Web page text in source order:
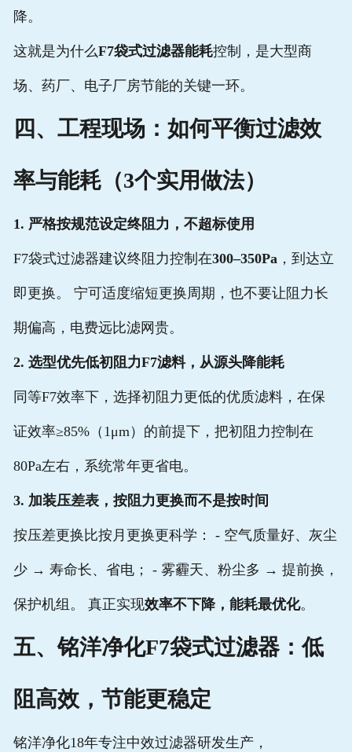
降。
这就是为什么F7袋式过滤器能耗控制，是大型商
场、药厂、电子厂房节能的关键一环。
四、工程现场：如何平衡过滤效
率与能耗（3个实用做法）
1. 严格按规范设定终阻力，不超标使用
F7袋式过滤器建议终阻力控制在300–350Pa，到达立
即更换。 宁可适度缩短更换周期，也不要让阻力长
期偏高，电费远比滤网贵。
2. 选型优先低初阻力F7滤料，从源头降能耗
同等F7效率下，选择初阻力更低的优质滤料，在保
证效率≥85%（1μm）的前提下，把初阻力控制在
80Pa左右，系统常年更省电。
3. 加装压差表，按阻力更换而不是按时间
按压差更换比按月更换更科学： - 空气质量好、灰尘
少 → 寿命长、省电； - 雾霾天、粉尘多 → 提前换，
保护机组。 真正实现效率不下降，能耗最优化。
五、铭洋净化F7袋式过滤器：低
阻高效，节能更稳定
铭洋净化18年专注中效过滤器研发生产，